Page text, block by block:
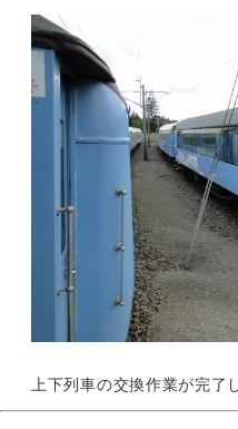
上下列車の交換作業が完了